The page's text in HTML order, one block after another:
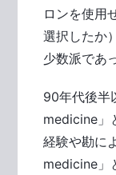
ロンを使用
選択したか
少数派であ
90年代後半
medicine」
経験や勘に
medicine」